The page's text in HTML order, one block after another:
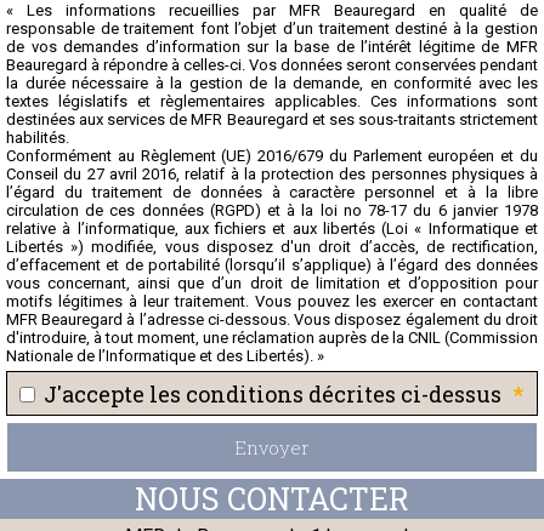
« Les informations recueillies par MFR Beauregard en qualité de
responsable de traitement font l’objet d’un traitement destiné à la gestion
de vos demandes d’information sur la base de l’intérêt légitime de MFR
Beauregard à répondre à celles-ci. Vos données seront conservées pendant
la durée nécessaire à la gestion de la demande, en conformité avec les
textes législatifs et règlementaires applicables. Ces informations sont
destinées aux services de MFR Beauregard et ses sous-traitants strictement
habilités.
Conformément au Règlement (UE) 2016/679 du Parlement européen et du
Conseil du 27 avril 2016, relatif à la protection des personnes physiques à
l’égard du traitement de données à caractère personnel et à la libre
circulation de ces données (RGPD) et à la loi no 78-17 du 6 janvier 1978
relative à l’informatique, aux fichiers et aux libertés (Loi « Informatique et
Libertés ») modifiée, vous disposez d'un droit d’accès, de rectification,
d’effacement et de portabilité (lorsqu’il s’applique) à l’égard des données
vous concernant, ainsi que d’un droit de limitation et d’opposition pour
motifs légitimes à leur traitement. Vous pouvez les exercer en contactant
MFR Beauregard à l’adresse ci-dessous. Vous disposez également du droit
d'introduire, à tout moment, une réclamation auprès de la CNIL (Commission
Nationale de l’Informatique et des Libertés). »
J'accepte les conditions décrites ci-dessus *
Envoyer